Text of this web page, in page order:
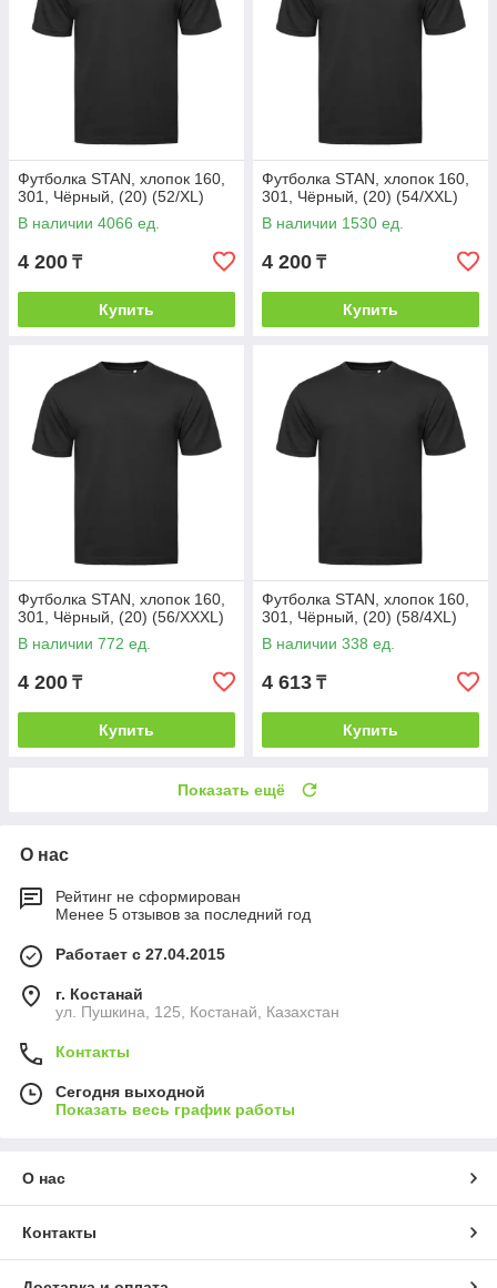
Футболка STAN, хлопок 160,
301, Чёрный, (20) (52/XL)
В наличии 4066 ед.
4 200 ₸
Купить
Футболка STAN, хлопок 160,
301, Чёрный, (20) (54/XXL)
В наличии 1530 ед.
4 200 ₸
Купить
Футболка STAN, хлопок 160,
301, Чёрный, (20) (56/XXXL)
В наличии 772 ед.
4 200 ₸
Купить
Футболка STAN, хлопок 160,
301, Чёрный, (20) (58/4XL)
В наличии 338 ед.
4 613 ₸
Купить
Показать ещё
О нас
Рейтинг не сформирован
Менее 5 отзывов за последний год
Работает с 27.04.2015
г. Костанай
ул. Пушкина, 125, Костанай, Казахстан
Контакты
Сегодня выходной
Показать весь график работы
О нас
Контакты